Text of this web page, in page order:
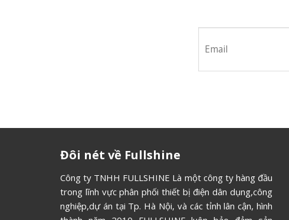
Đôi nét về Fullshine
Công ty TNHH FULLSHINE Là một công ty hàng đầu
trong lĩnh vực phân phối thiết bị điện dân dụng,công
nghiệp,dự án tại Tp. Hà Nội, và các tỉnh lân cận, hình